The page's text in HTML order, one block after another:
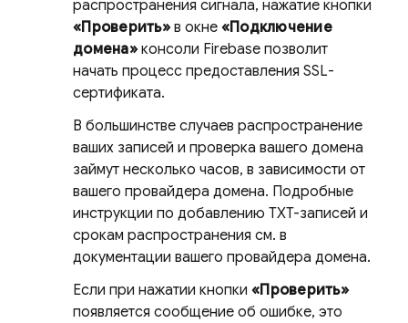
распространения сигнала, нажатие кнопки
«Проверить»в окне «Подключение
домена»консоли Firebaseпозволит
начать процесс предоставления SSL-
сертификата.
В большинстве случаев распространение
ваших записей и проверка вашего домена
займут несколько часов, в зависимости от
вашего провайдера домена. Подробные
инструкции по добавлению TXT-записей и
срокам распространения см. в
документации вашего провайдера домена.
Если при нажатии кнопки «Проверить»
появляется сообщение об ошибке, это